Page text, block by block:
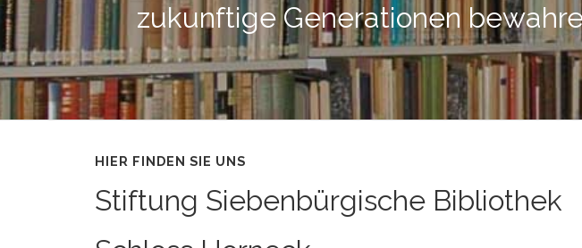
zukunftige Generationen
HIER FINDEN SIE UNS
Stiftung Siebenbürgische Bibliothek